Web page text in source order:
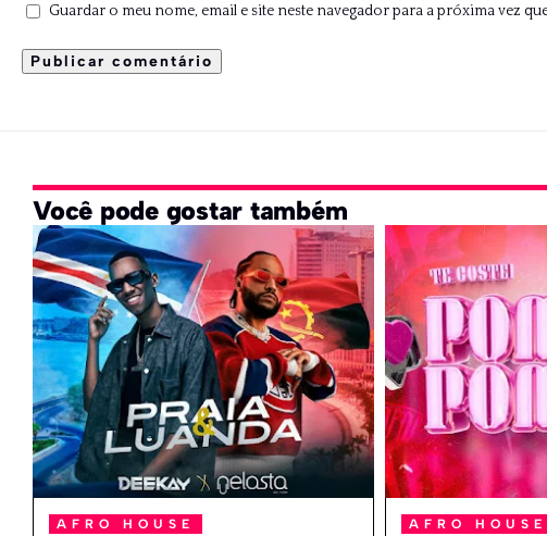
Guardar o meu nome, email e site neste navegador para a próxima vez
Você pode gostar também
AFRO HOUSE AFRO HOUSE